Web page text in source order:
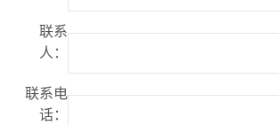
联系
人：
联系电
话：